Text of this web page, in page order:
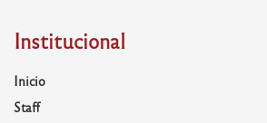
Institucional
Inicio
Staff